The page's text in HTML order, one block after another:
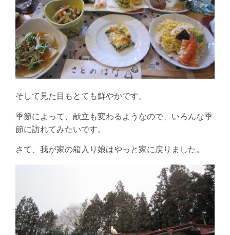
そして見た目もとても鮮やかです。
季節によって、献立も変わるようなので、いろんな季
節に訪れてみたいです。
さて、我が家の箱入り娘はやっと家に戻りました。